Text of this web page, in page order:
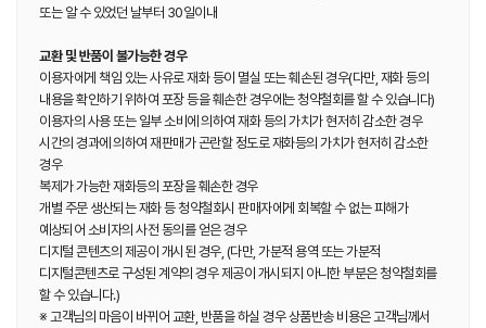
또는 알 수 있었던 날부터 30일이내
교환 및 반품이 불가능한 경우
이용자에게 책임 있는 사유로 재화 등이 멸실 또는 훼손된 경우(다만, 재화 등의
내용을 확인하기 위하여 포장 등을 훼손한 경우에는 청약철회를 할 수 있습니다)
이용자의 사용 또는 일부 소비에 의하여 재화 등의 가치가 현저히 감소한 경우
시간의 경과에 의하여 재판매가 곤란할 정도로 재화등의 가치가 현저히 감소한
경우
복제가 가능한 재화등의 포장을 훼손한 경우
개별 주문 생산되는 재화 등 청약철회시 판매자에게 회복할 수 없는 피해가
예상되어 소비자의 사전 동의를 얻은 경우
디지털 콘텐츠의 제공이 개시된 경우, (다만, 가분적 용역 또는 가분적
디지털콘텐츠로 구성된 계약의 경우 제공이 개시되지 아니한 부분은 청약철회를
할 수 있습니다.)
※ 고객님의 마음이 바뀌어 교환, 반품을 하실 경우 상품반송 비용은 고객님께서